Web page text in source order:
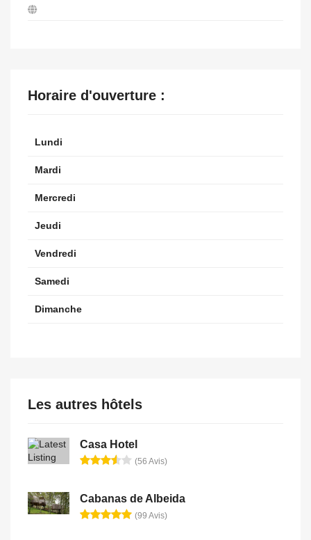
Horaire d'ouverture :
Lundi
Mardi
Mercredi
Jeudi
Vendredi
Samedi
Dimanche
Les autres hôtels
Casa Hotel
(56 Avis)
Cabanas de Albeida
(99 Avis)